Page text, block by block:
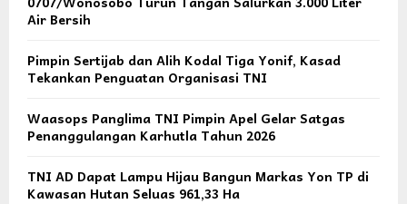
Air Bersih
Pimpin Sertijab dan Alih Kodal Tiga Yonif, Kasad
Tekankan Penguatan Organisasi TNI
Waasops Panglima TNI Pimpin Apel Gelar Satgas
Penanggulangan Karhutla Tahun 2026
TNI AD Dapat Lampu Hijau Bangun Markas Yon TP di
Kawasan Hutan Seluas 961,33 Ha